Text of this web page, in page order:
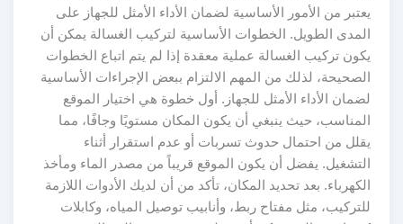
يعتبر من الأمور الأساسية لضمان الأداء الأمثل للجهاز على
المدى الطويل. الخطوات الأساسية لتركيب الغسالة يمكن أن
يكون تركيب الغسالة عملية معقدة إذا لم يتم اتباع الخطوات
الصحيحة، لذلك من المهم الالتزام ببعض الإجراءات الأساسية
لضمان الأداء الأمثل للجهاز. أول خطوة هي اختيار الموقع
المناسب، حيث ينبغي أن يكون المكان مستويًا وجافًا، مما
يقلل من احتمال حدوث تسربات أو عدم استقرار أثناء
التشغيل. يفضل أن يكون الموقع قريباً من مصدر الماء ومأخذ
الكهرباء. بعد تحديد المكان، تأكد من أن لديك الأدوات اللازمة
للتركيب، مثل مفتاح ربط، وأنابيب توصيل المياه، وكابلات